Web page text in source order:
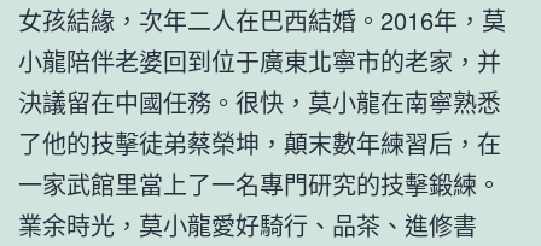
女孩結緣，次年二人在巴西結婚。2016年，莫
小龍陪伴老婆回到位于廣東北寧市的老家，并
決議留在中國任務。很快，莫小龍在南寧熟悉
了他的技擊徒弟蔡榮坤，顛末數年練習后，在
一家武館里當上了一名專門研究的技擊鍛練。
業余時光，莫小龍愛好騎行、品茶、進修書